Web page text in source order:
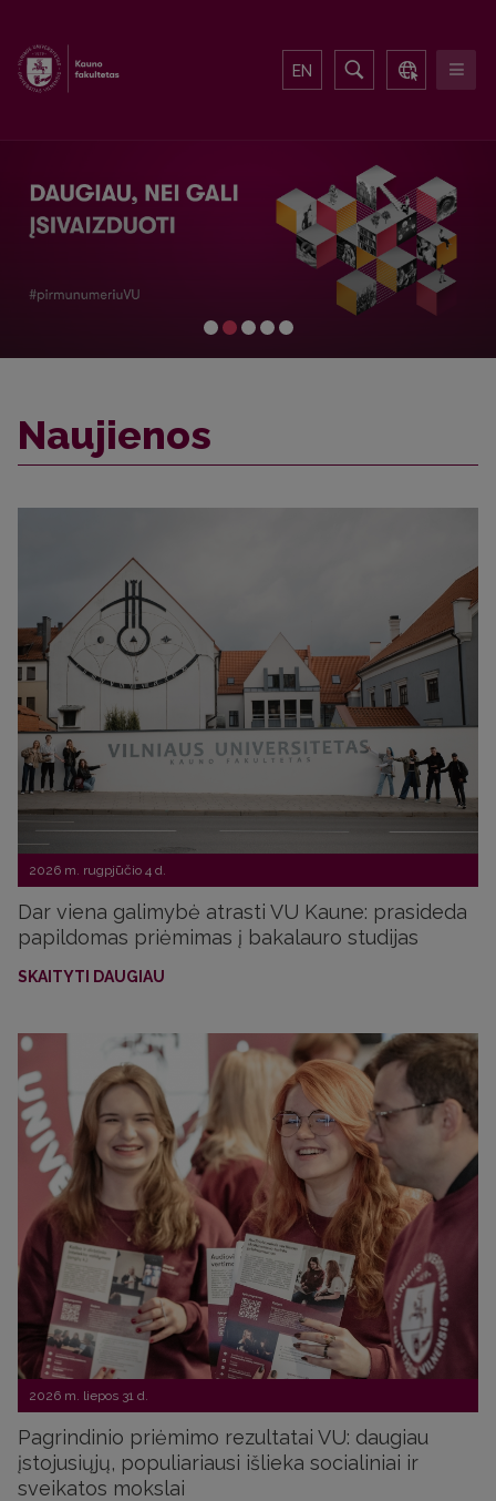
EN
Naujienos
2026 m. rugpjūčio 4 d.
Dar viena galimybė atrasti VU Kaune: prasideda
papildomas priėmimas į bakalauro studijas
SKAITYTI DAUGIAU
2026 m. liepos 31 d.
Pagrindinio priėmimo rezultatai VU: daugiau
įstojusiųjų, populiariausi išlieka socialiniai ir
sveikatos mokslai